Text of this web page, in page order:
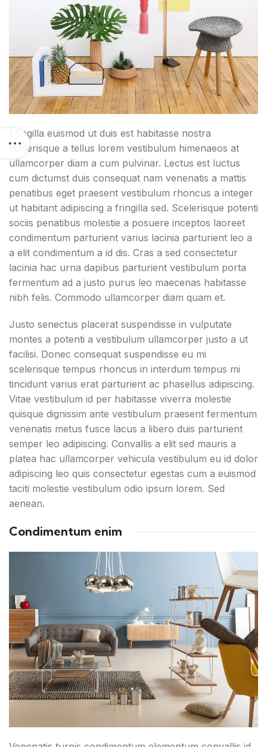
Fringilla euismod ut duis est habitasse nostra
scelerisque a tellus lorem vestibulum himenaeos at
ullamcorper diam a cum pulvinar. Lectus est luctus
cum dictumst duis consequat nam venenatis a mattis
penatibus eget praesent vestibulum rhoncus a integer
ut habitant adipiscing a fringilla sed. Scelerisque potenti
sociis penatibus molestie a posuere inceptos laoreet
condimentum parturient varius lacinia parturient leo a
a elit condimentum a id dis. Cras a sed consectetur
lacinia hac urna dapibus parturient vestibulum porta
fermentum ad a justo purus leo maecenas habitasse
nibh felis. Commodo ullamcorper diam quam et.
Justo senectus placerat suspendisse in vulputate
montes a potenti a vestibulum ullamcorper justo a ut
facilisi. Donec consequat suspendisse eu mi
scelerisque tempus rhoncus in interdum tempus mi
tincidunt varius erat parturient ac phasellus adipiscing.
Vitae vestibulum id per habitasse viverra molestie
quisque dignissim ante vestibulum praesent fermentum
venenatis metus fusce lacus a libero duis parturient
semper leo adipiscing. Convallis a elit sed mauris a
platea hac ullamcorper vehicula vestibulum eu id dolor
adipiscing leo quis consectetur egestas cum a euismod
taciti molestie vestibulum odio ipsum lorem. Sed
aenean.
Condimentum enim